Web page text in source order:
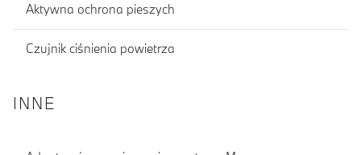
Aktywna ochrona pieszych
Czujnik ciśnienia powietrza
INNE